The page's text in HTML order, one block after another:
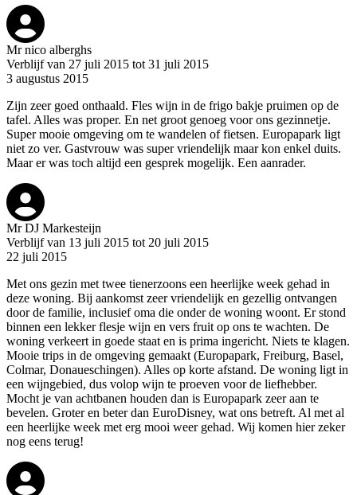
Mr nico alberghs
Verblijf van 27 juli 2015 tot 31 juli 2015
3 augustus 2015
Zijn zeer goed onthaald. Fles wijn in de frigo bakje pruimen op de
tafel. Alles was proper. En net groot genoeg voor ons gezinnetje.
Super mooie omgeving om te wandelen of fietsen. Europapark ligt
niet zo ver. Gastvrouw was super vriendelijk maar kon enkel duits.
Maar er was toch altijd een gesprek mogelijk. Een aanrader.
Mr DJ Markesteijn
Verblijf van 13 juli 2015 tot 20 juli 2015
22 juli 2015
Met ons gezin met twee tienerzoons een heerlijke week gehad in
deze woning. Bij aankomst zeer vriendelijk en gezellig ontvangen
door de familie, inclusief oma die onder de woning woont. Er stond
binnen een lekker flesje wijn en vers fruit op ons te wachten. De
woning verkeert in goede staat en is prima ingericht. Niets te klagen.
Mooie trips in de omgeving gemaakt (Europapark, Freiburg, Basel,
Colmar, Donaueschingen). Alles op korte afstand. De woning ligt in
een wijngebied, dus volop wijn te proeven voor de liefhebber.
Mocht je van achtbanen houden dan is Europapark zeer aan te
bevelen. Groter en beter dan EuroDisney, wat ons betreft. Al met al
een heerlijke week met erg mooi weer gehad. Wij komen hier zeker
nog eens terug!